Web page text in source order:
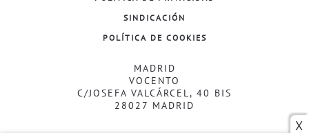
X
SINDICACIÓN
POLÍTICA DE COOKIES
MADRID
VOCENTO
C/JOSEFA VALCÁRCEL, 40 BIS
28027 MADRID